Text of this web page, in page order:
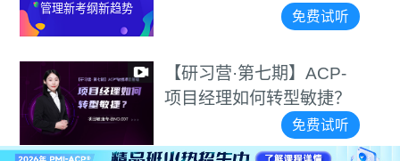
管理新考纲新趋势
免费试听
【研习营·第七期】ACP-
项目经理如何转型敏捷？
免费试听